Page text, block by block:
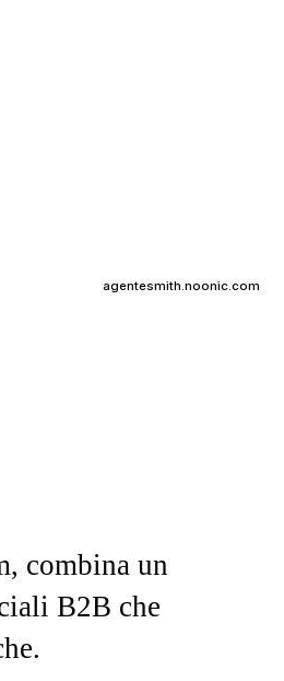
agentesmith.noonic.com
combina un
B2B che